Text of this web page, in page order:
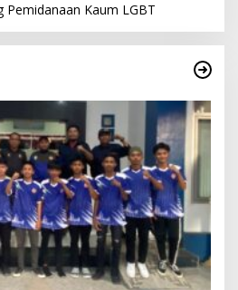
Pemidanaan Kaum LGBT